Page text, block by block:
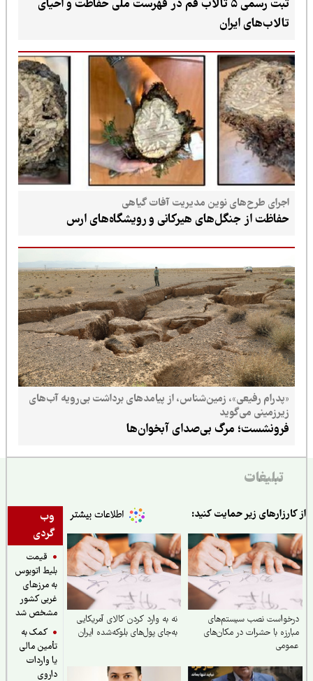
ثبت رسمی ۵ تالاب قم در فهرست ملی حفاظت و احیای
تالاب‌های ایران
اجرای طرح‌های نوین مدیریت آفات گیاهی
حفاظت از جنگل‌های هیرکانی و رویشگاه‌های ارس
«پدرام رفیعی»، زمین‌شناس، از پیامدهای برداشت بی‌رویه آب‌های
زیرزمینی می‌گوید
فرونشست؛ مرگ بی‌صدای آبخوان‌ها
تبلیغات
وب
گردی
قیمت
بلیط اتوبوس
به مرزهای
غربی کشور
مشخص شد
کمک به
تأمین مالی
یا واردات
زیر حمایت کنید:
نصب سیستم‌های
با حشرات در مکان‌های
نه به وارد کردن کالای آمریکایی
به‌جای پول‌های بلوکه‌شده ایران